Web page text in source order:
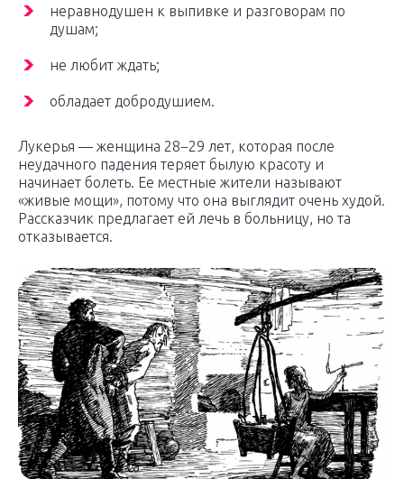
неравнодушен к выпивке и разговорам по
душам;
не любит ждать;
обладает добродушием.
Лукерья — женщина 28−29 лет, которая после
неудачного падения теряет былую красоту и
начинает болеть. Ее местные жители называют
«живые мощи», потому что она выглядит очень худой.
Рассказчик предлагает ей лечь в больницу, но та
отказывается.